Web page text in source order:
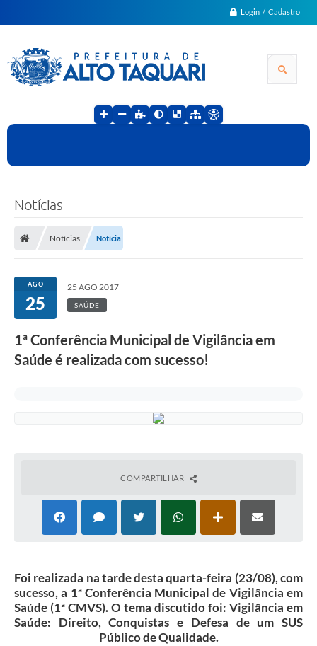
Login / Cadastro
Notícias
Notícias Notícia
AGO
25
25 AGO 2017
SAÚDE
1ª Conferência Municipal de Vigilância em
Saúde é realizada com sucesso!
COMPARTILHAR
Foi realizada na tarde desta quarta-feira (23/08), com
sucesso, a 1ª Conferência Municipal de Vigilância em
Saúde (1ª CMVS). O tema discutido foi: Vigilância em
Saúde: Direito, Conquistas e Defesa de um SUS
Público de Qualidade.